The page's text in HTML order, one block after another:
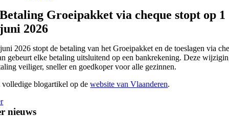
Betaling Groeipakket via cheque stopt op 1
juni 2026
2026 stopt de betaling van het Groeipakket en de toeslagen via
gebeurt elke betaling uitsluitend op een bankrekening. Deze
veiliger, sneller en goedkoper voor alle gezinnen.
volledige blogartikel op dewebsite van Vlaanderen.
nieuws